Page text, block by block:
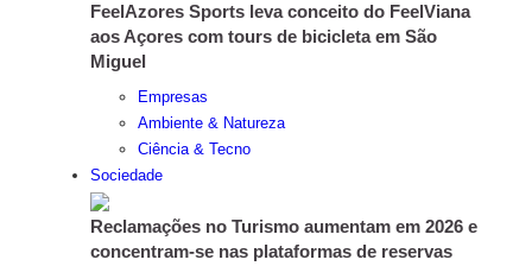
FeelAzores Sports leva conceito do FeelViana
aos Açores com tours de bicicleta em São
Miguel
Empresas
Ambiente & Natureza
Ciência & Tecno
Sociedade
Reclamações no Turismo aumentam em 2026 e
concentram-se nas plataformas de reservas